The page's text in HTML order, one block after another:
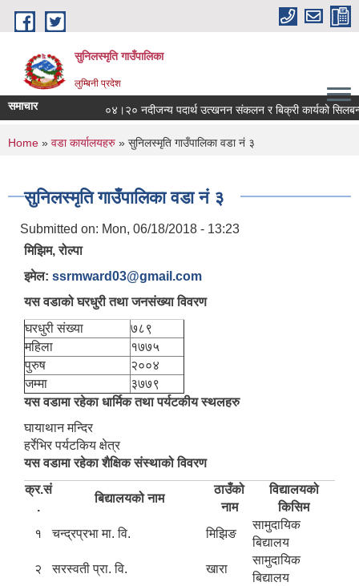
Skip to main content
सुनिलस्मृति गाउँपालिका
लुम्बिनी प्रदेश
समाचार ०४।२० नदीजन्य पदार्थ उत्खनन संकलन र बिक्री कार्यको सिलबन्दी
You are here
Home » वडा कार्यालयहरु » सुनिलस्मृति गाउँपालिका वडा नं ३
सुनिलस्मृति गाउँपालिका वडा नं ३
Submitted on: Mon, 06/18/2018 - 13:23
मिझिम, रोल्पा
इमेल: ssrmward03@gmail.com
यस वडाको घरधुरी तथा जनसंख्या विवरण
घरधुरी संख्या
७८९
महिला
१७७५
पुरुष
२००४
जम्मा
३७७९
यस वडामा रहेका धार्मिक तथा पर्यटकीय स्थलहरु
घायाथान मन्दिर
हर्रेभिर पर्यटकिय क्षेत्र
यस वडामा रहेका शैक्षिक संस्थाको विवरण
क्र.सं
.
बिद्यालयको नाम
ठाउँको
नाम
विद्यालयको
किसिम
१
चन्द्रप्रभा मा. वि. मिझिङ
सामुदायिक
बिद्यालय
२
सरस्वती प्रा. वि. खारा
सामुदायिक
बिद्यालय